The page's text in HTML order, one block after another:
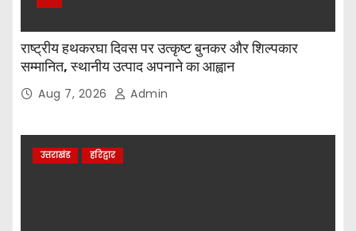
राष्ट्रीय हथकरघा दिवस पर उत्कृष्ट बुनकर और शिल्पकार
सम्मानित, स्थानीय उत्पाद अपनाने का आह्वान
Aug 7, 2026 Admin
उत्तराखंड हरिद्वार